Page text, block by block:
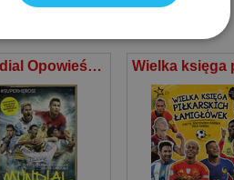
Mundial Opowieści niesamowite